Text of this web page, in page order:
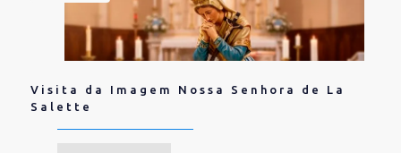
Visita da Imagem Nossa Senhora de La
Salette